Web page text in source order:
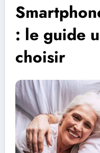
: le guide
choisir